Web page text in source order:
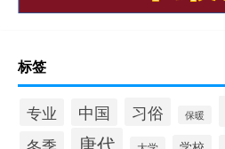
标签
专业 中国 习俗 保暖
唐代